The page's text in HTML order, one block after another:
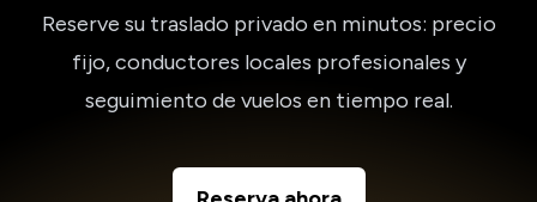
Reserve su traslado privado en minutos: precio
fijo, conductores locales profesionales y
seguimiento de vuelos en tiempo real.